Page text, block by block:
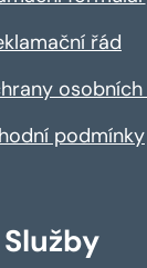
řád
osobních
podmínky
Služby